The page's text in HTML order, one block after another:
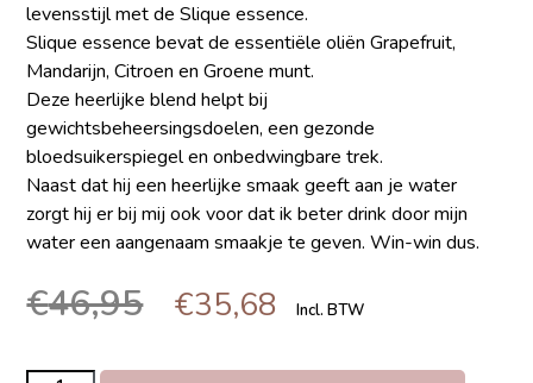
levensstijl met de Slique essence.
Slique essence bevat de essentiële oliën Grapefruit,
Mandarijn, Citroen en Groene munt.
Deze heerlijke blend helpt bij
gewichtsbeheersingsdoelen, een gezonde
bloedsuikerspiegel en onbedwingbare trek.
Naast dat hij een heerlijke smaak geeft aan je water
zorgt hij er bij mij ook voor dat ik beter drink door mijn
water een aangenaam smaakje te geven. Win-win dus.
€46,95 €35,68 Incl. BTW